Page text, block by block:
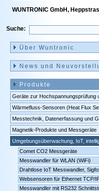
WUNTRONIC GmbH,
Suche:
überspringen
Über Wuntronic
News und
Produkte
Geräte zur Hochspannungsprüfung
Wärmefluss-Sensoren (Heat Flux
Messtechnik, Datenerfassung und
Magnetik-Produkte und Messgeräte
Umgebungsüberwachung, IoT,
Comet CO2 Messgeräte
Messwandler für WLAN (WiFi)
Drahtlose IoT Messwandler,
Websensoren für Ethernet TCP/
Messwandler mit RS232